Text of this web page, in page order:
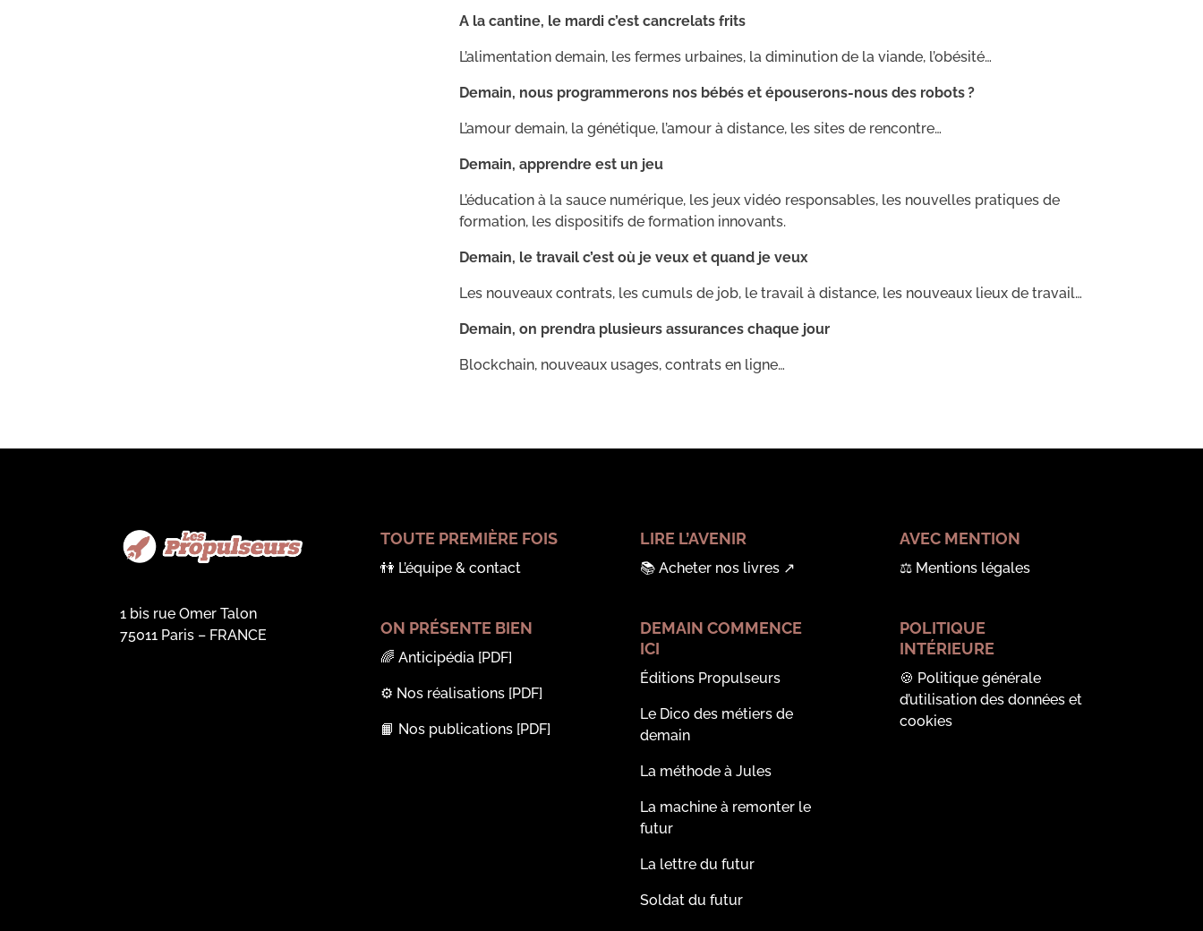
A la cantine, le mardi c’est cancrelats frits
L’alimentation demain, les fermes urbaines, la diminution de la viande, l’obésité…
Demain, nous programmerons nos bébés et épouserons-nous des robots ?
L’amour demain, la génétique, l’amour à distance, les sites de rencontre…
Demain, apprendre est un jeu
L’éducation à la sauce numérique, les jeux vidéo responsables, les nouvelles pratiques de
formation, les dispositifs de formation innovants.
Demain, le travail c’est où je veux et quand je veux
Les nouveaux contrats, les cumuls de job, le travail à distance, les nouveaux lieux de travail…
Demain, on prendra plusieurs assurances chaque jour
Blockchain, nouveaux usages, contrats en ligne…
1 bis rue Omer Talon
75011 Paris – FRANCE
TOUTE PREMIÈRE FOIS
👫 L’équipe & contact
ON PRÉSENTE BIEN
🌈 Anticipédia[PDF]
⚙️ Nos réalisations[PDF]
📙 Nos publications[PDF]
LIRE L’AVENIR
📚 Acheter nos livres↗︎
DEMAIN COMMENCE
ICI
Éditions Propulseurs
Le Dico des métiers de
demain
La méthode à Jules
La machine à remonter le
futur
La lettre du futur
Soldat du futur
AVEC MENTION
⚖️ Mentions légales
POLITIQUE
INTÉRIEURE
🍪 Politique générale
d’utilisation des données et
cookies